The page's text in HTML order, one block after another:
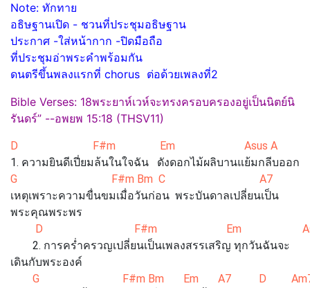
Note: ทักทาย
อธิษฐานเปิด - ชวนที่ประชุมอธิษฐาน
ประกาศ -ใส่หน้ากาก -ปิดมือถือ
ที่ประชุมอ่าพระคําพร้อมกัน
ดนตรีขึ้นพลงแรกที่ chorus ต่อด้วยเพลงที่2
Bible Verses: 18พระยาห์เวห์จะทรงครอบครองอยู่เป็นนิตย์นิ
รันดร์” --อพยพ 15:18 (THSV11)
D F#m Em Asus A
1. ความยินดีเปี่ยมล้นในใจฉัน ดังดอกไม้ผลิบานแย้มกลีบออก
G F#m Bm C A7
เหตุเพราะความขื่นขมเมื่อวันก่อน พระบันดาลเปลี่ยนเป็น
พระคุณพระพร
D F#m Em Asus
2. การคร่ำครวญเปลี่ยนเป็นเพลงสรรเสริญ ทุกวันฉันจะ
เดินกับพระองค์
G F#m Bm Em A7 D